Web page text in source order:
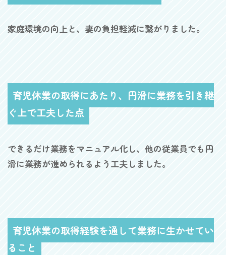
家庭環境の向上と、妻の負担軽減に繋がりました。
育児休業の取得にあたり、円滑に業務を引き継
ぐ上で工夫した点
できるだけ業務をマニュアル化し、他の従業員でも円
滑に業務が進められるよう工夫しました。
育児休業の取得経験を通して業務に生かせてい
ること